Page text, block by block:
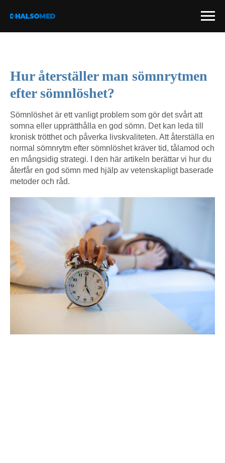
Hur återställer man sömnrytmen
efter sömnlöshet?
Sömnlöshet är ett vanligt problem som gör det svårt att
somna eller upprätthålla en god sömn. Det kan leda till
kronisk trötthet och påverka livskvaliteten. Att återställa en
normal sömnrytm efter sömnlöshet kräver tid, tålamod och
en mångsidig strategi. I den här artikeln berättar vi hur du
återfår en god sömn med hjälp av vetenskapligt baserade
metoder och råd.